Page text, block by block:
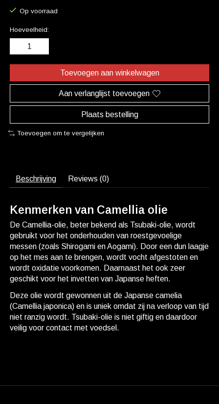
Op voorraad
Hoeveelheid:
Toevoegen aan winkelwagen
Aan verlanglijst toevoegen
Plaats bestelling
Toevoegen om te vergelijken
Beschrijving Reviews (0)
Kenmerken van Camellia olie
De Camellia-olie, beter bekend als Tsubaki-olie, wordt
gebruikt voor het onderhouden van roestgevoelige
messen (zoals Shirogami en Aogami). Door een dun laagje
op het mes aan te brengen, wordt vocht afgestoten en
wordt oxidatie voorkomen. Daarnaast het ook zeer
geschikt voor het invetten van Japanse heften.
Deze olie wordt gewonnen uit de Japanse camelia
(Camellia japonica) en is uniek omdat zij na verloop van tijd
niet ranzig wordt. Tsubaki-olie is niet giftig en daardoor
veilig voor contact met voedsel.